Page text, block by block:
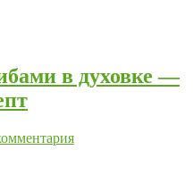
в духовке —